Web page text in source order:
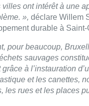
villes ont intérêt à une
», déclare Willem
durable à Saint-
pour beaucoup,
sauvages
à l’instauration
et les canettes,
les rues et les places